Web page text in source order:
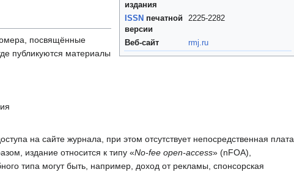
издания
ISSN печатной
версии
2225-2282
Веб-сайт rmj.ru
посвящённые
публикуются материалы
на сайте журнала, при этом отсутствует непосредственная плата
издание относится к типу «No-fee open-access» (nFOA),
типа могут быть, например, доход от рекламы, спонсорская